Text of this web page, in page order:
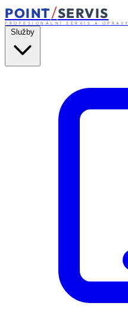
POINT/SERVIS
PROFESIONÁLNÍ SERVIS A OPRAVY
Služby